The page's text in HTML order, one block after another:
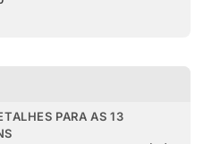
PARA AS 13